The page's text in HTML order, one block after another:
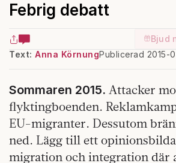
Febrig debatt
Bjud
Text: Anna KörnungPublicerad 2015-
Sommaren 2015. Attacker
flyktingboenden.
EU-migranter. Dessutom
ned. Lägg till ett
migration och integration där